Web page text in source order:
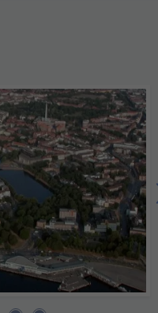
20:00
Ημέρα 7η
Εν Πλω
-